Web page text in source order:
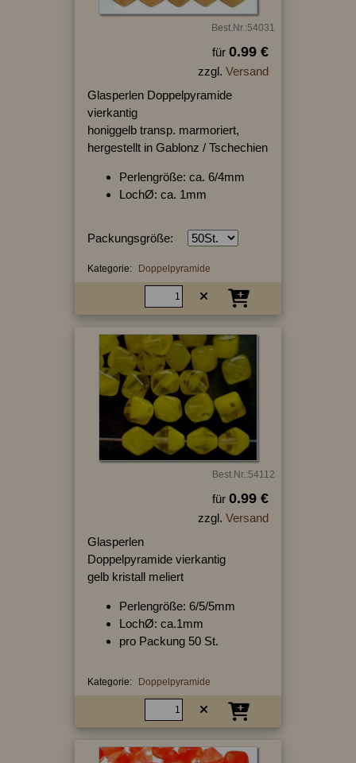
Best.Nr.:54031
für 0.99 €
zzgl. Versand
Glasperlen Doppelpyramide
vierkantig
honiggelb transp. marmoriert,
hergestellt in Gablonz / Tschechien
Perlengröße: ca. 6/4mm
LochØ: ca. 1mm
Packungsgröße:
Kategorie: Doppelpyramide
Best.Nr.:54112
für 0.99 €
zzgl. Versand
Glasperlen
Doppelpyramide vierkantig
gelb kristall meliert
Perlengröße: 6/5/5mm
LochØ: ca.1mm
pro Packung 50 St.
Kategorie: Doppelpyramide